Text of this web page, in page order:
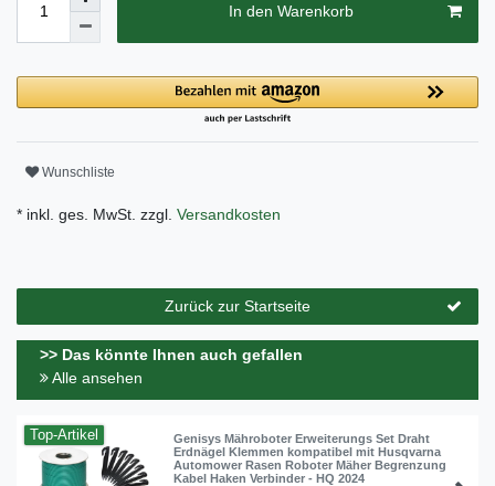
In den Warenkorb
Wunschliste
* inkl. ges. MwSt. zzgl. Versandkosten
Zurück zur Startseite
>> Das könnte Ihnen auch gefallen
Alle ansehen
Top-Artikel
Genisys Mähroboter Erweiterungs Set Draht
Erdnägel Klemmen kompatibel mit Husqvarna
Automower Rasen Roboter Mäher Begrenzung
Kabel Haken Verbinder - HQ 2024